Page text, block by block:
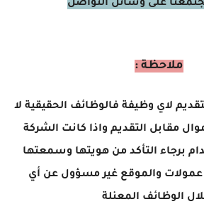
على وسائل التواصل
ملاحظة :
لاي وظيفة فالوظائف الحقيقية لا
مقابل التقديم واذا كانت الشركة
برجاء التأكد من هويتها وسمعتها
عمولات والموقع غير مسؤول عن أي
الوظائف المعنلة